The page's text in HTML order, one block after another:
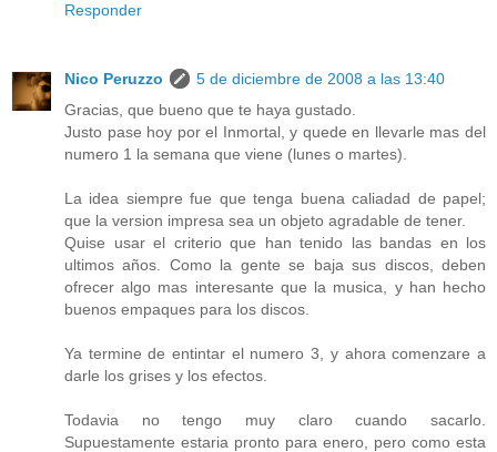
Responder
Nico Peruzzo
5 de diciembre de 2008 a las 13:40
Gracias, que bueno que te haya gustado.
Justo pase hoy por el Inmortal, y quede en llevarle mas del
numero 1 la semana que viene (lunes o martes).
La idea siempre fue que tenga buena caliadad de papel;
que la version impresa sea un objeto agradable de tener.
Quise usar el criterio que han tenido las bandas en los
ultimos años. Como la gente se baja sus discos, deben
ofrecer algo mas interesante que la musica, y han hecho
buenos empaques para los discos.
Ya termine de entintar el numero 3, y ahora comenzare a
darle los grises y los efectos.
Todavia no tengo muy claro cuando sacarlo.
Supuestamente estaria pronto para enero, pero como esta